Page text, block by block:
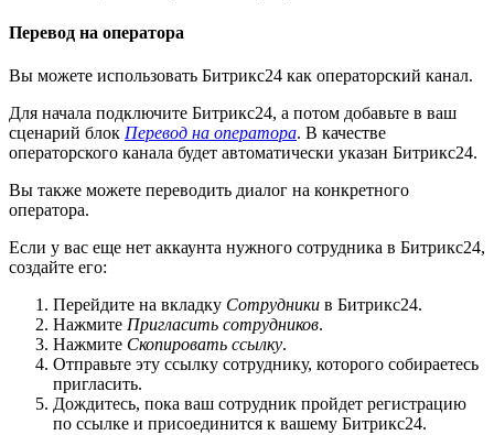
Перевод на оператора
Вы можете использовать Битрикс24 как операторский канал.
Для начала подключите Битрикс24, а потом добавьте в ваш
сценарий блок Перевод на оператора. В качестве
операторского канала будет автоматически указан Битрикс24.
Вы также можете переводить диалог на конкретного
оператора.
Если у вас еще нет аккаунта нужного сотрудника в Битрикс24,
создайте его:
Перейдите на вкладку Сотрудники в Битрикс24.
Нажмите Пригласить сотрудников.
Нажмите Скопировать ссылку.
Отправьте эту ссылку сотруднику, которого собираетесь
пригласить.
Дождитесь, пока ваш сотрудник пройдет регистрацию
по ссылке и присоединится к вашему Битрикс24.